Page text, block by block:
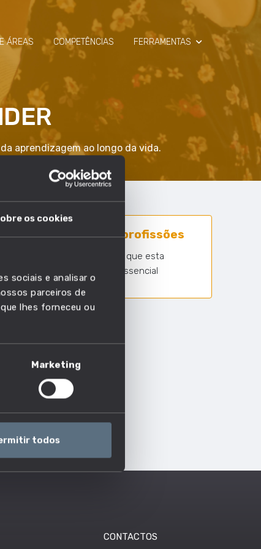
os cookies
sociais e analisar o
parceiros de
lhes forneceu ou
Marketing
todos
ÁREAS COMPETÊNCIAS FERRAMENTAS
aprendizagem ao longo da vida.
75 em 1630 profissões
Nº profissões em que esta
competência é essencial
CONTACTOS